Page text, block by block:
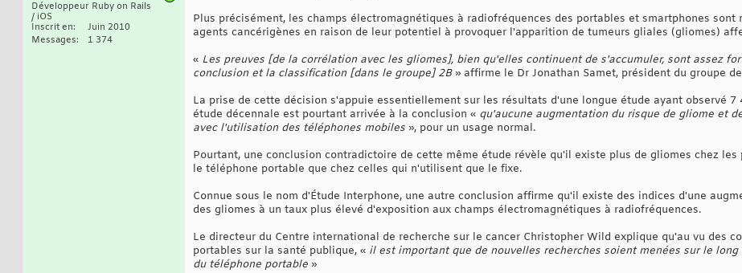
Développeur Ruby on Rails
/ iOS
Inscrit en
Juin 2010
Messages
1 374
Plus précisément, les champs électromagnétiques à radiofréquences des portables et smartphones sont
agents cancérigènes en raison de leur potentiel à provoquer l'apparition de tumeurs gliales (gliomes)
« Les preuves [de la corrélation avec les gliomes], bien qu'elles continuent de s'accumuler, sont assez
conclusion et la classification [dans le groupe] 2B» affirme le Dr Jonathan Samet, président du groupe
La prise de cette décision s'appuie essentiellement sur les résultats d'une longue étude ayant observé 7
étude décennale est pourtant arrivée à la conclusion « qu'aucune augmentation du risque de gliome et
avec l'utilisation des téléphones mobiles », pour un usage normal.
Pourtant, une conclusion contradictoire de cette même étude révèle qu'il existe plus de gliomes chez
le téléphone portable que chez celles qui n'utilisent que le fixe.
Connue sous le nom d'Étude Interphone, une autre conclusion affirme qu'il existe des indices d'une
des gliomes à un taux plus élevé d'exposition aux champs électromagnétiques à radiofréquences.
Le directeur du Centre international de recherche sur le cancer Christopher Wild explique qu'au vu des
portables sur la santé publique, « il est important que de nouvelles recherches soient menées sur le
du téléphone portable »